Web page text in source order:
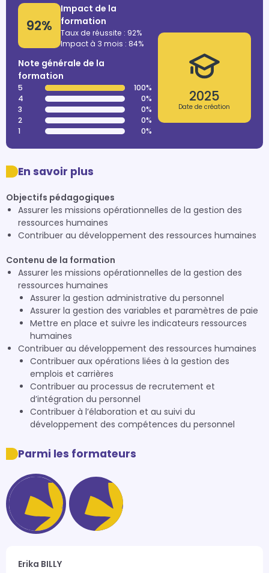
92%
Impact de la
formation
Taux de réussite : 92%
Impact à 3 mois : 84%
Note générale de la
formation
5
100%
4
0%
3
0%
2
0%
1
0%
2025
Date de création
En savoir plus
Objectifs pédagogiques
Assurer les missions opérationnelles de la gestion des
ressources humaines
Contribuer au développement des ressources humaines
Contenu de la formation
Assurer les missions opérationnelles de la gestion des
ressources humaines
Assurer la gestion administrative du personnel
Assurer la gestion des variables et paramètres de paie
Mettre en place et suivre les indicateurs ressources
humaines
Contribuer au développement des ressources humaines
Contribuer aux opérations liées à la gestion des
emplois et carrières
Contribuer au processus de recrutement et
d’intégration du personnel
Contribuer à l’élaboration et au suivi du
développement des compétences du personnel
Parmi les formateurs
Erika BILLY